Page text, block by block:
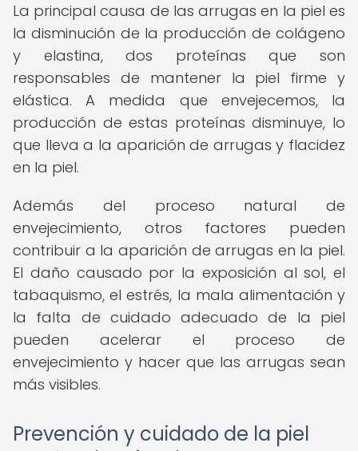
La principal causa de las arrugas en la piel es
la disminución de la producción de colágeno
y elastina, dos proteínas que son
responsables de mantener la piel firme y
elástica. A medida que envejecemos, la
producción de estas proteínas disminuye, lo
que lleva a la aparición de arrugas y flacidez
en la piel.
Además del proceso natural de
envejecimiento, otros factores pueden
contribuir a la aparición de arrugas en la piel.
El daño causado por la exposición al sol, el
tabaquismo, el estrés, la mala alimentación y
la falta de cuidado adecuado de la piel
pueden acelerar el proceso de
envejecimiento y hacer que las arrugas sean
más visibles.
Prevención y cuidado de la piel